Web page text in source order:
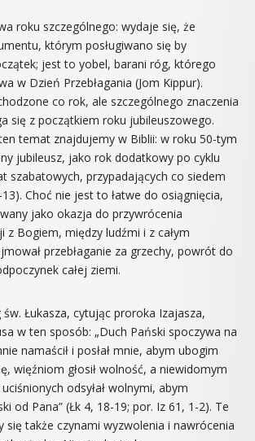
roku szczególnego: wydaje się, że
którym posługiwano się by
jest to yobel, barani róg, którego
w Dzień Przebłagania (Jom Kippur).
co rok, ale szczególnego znaczenia
się z początkiem roku jubileuszowego.
temat znajdujemy w Biblii: w roku 50-tym
jubileusz, jako rok dodatkowy po cyklu
szabatowych, przypadających co siedem
13). Choć nie jest to łatwe do osiągnięcia,
jako okazja do przywrócenia
z Bogiem, między ludźmi i z całym
przebłaganie za grzechy, powrót do
całej ziemi.
św. Łukasza, cytując proroka Izajasza,
w ten sposób: „Duch Pański spoczywa na
namaścił i posłał mnie, abym ubogim
więźniom głosił wolność, a niewidomym
odsyłał wolnymi, abym
od Pana” (Łk 4, 18-19; por. Iz 61, 1-2). Te
się także czynami wyzwolenia i nawrócenia